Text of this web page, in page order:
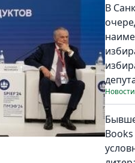
В
Новости